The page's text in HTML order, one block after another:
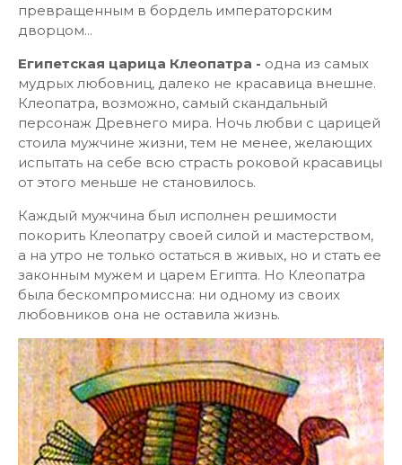
превращенным в бордель императорским
дворцом...
Египетская царица Клеопатра - одна из самых
мудрых любовниц, далеко не красавица внешне.
Клеопатра, возможно, самый скандальный
персонаж Древнего мира. Ночь любви с царицей
стоила мужчине жизни, тем не менее, желающих
испытать на себе всю страсть роковой красавицы
от этого меньше не становилось.
Каждый мужчина был исполнен решимости
покорить Клеопатру своей силой и мастерством,
а на утро не только остаться в живых, но и стать ее
законным мужем и царем Египта. Но Клеопатра
была бескомпромиссна: ни одному из своих
любовников она не оставила жизнь.